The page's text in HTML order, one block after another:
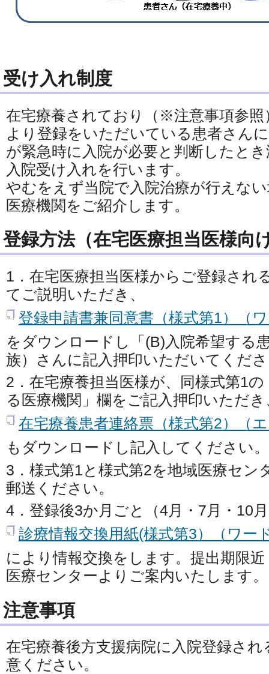
受け入れ制度
在宅療養されており（※注意事項参照
より登録をいただいている患者さん
が緊急時に入院が必要と判断したと
入院受け入れを行います。
やむをえず当院で入院治療が行えな
医療機関をご紹介します。
登録方法（在宅医療担当医様向
1．在宅医療担当医様からご登録され
てご説明いただき、
登録申請書兼同意書（様式第1）（
をダウンロードし「(B)入院希望する
族）さんに記入押印いただいてくだ
2．在宅療養担当医様が、同様式第1
る医療機関」欄をご記入押印いただき
在宅療養患者連絡票（様式第2）（
もダウンロードし記入してください。
3．様式第1と様式第2を地域医療セン
郵送ください。
4．登録後3か月ごと（4月・7月・10
診療情報交換用紙(様式第3）（ワー
により情報交換をします。提出期限
医療センターよりご案内いたします。
注意事項
在宅療養後方支援病院に入院登録さ
意ください。